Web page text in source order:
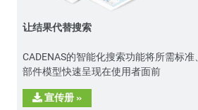
让结果代替搜索
CADENAS的智能化搜索功能将所需标
部件模型快速呈现在使用者面前
宣传册 »